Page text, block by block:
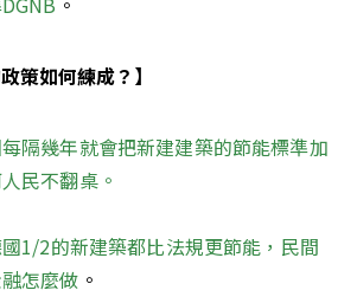
策如何練成？】
隔幾年就會把新建建築的節能標準加
民不翻桌。
1/2的新建築都比法規更節能，民間
怎麼做 。